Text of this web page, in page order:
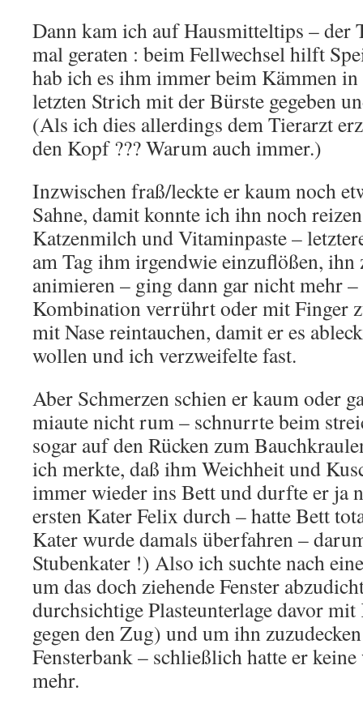
Dann kam ich auf Hausmitteltips – der
mal geraten : beim Fellwechsel hilft
hab ich es ihm immer beim Kämmen
letzten Strich mit der Bürste gegeben
(Als ich dies allerdings dem Tierarzt
den Kopf ??? Warum auch immer.)
Inzwischen fraß/leckte er kaum noch
Sahne, damit konnte ich ihn noch
Katzenmilch und Vitaminpaste –
am Tag ihm irgendwie einzuflößen, ihn
animieren – ging dann gar nicht mehr
Kombination verrührt oder mit Finger
mit Nase reintauchen, damit er es
wollen und ich verzweifelte fast.
Aber Schmerzen schien er kaum oder
miaute nicht rum – schnurrte beim
sogar auf den Rücken zum
ich merkte, daß ihm Weichheit und
immer wieder ins Bett und durfte er ja
ersten Kater Felix durch – hatte Bett
Kater wurde damals überfahren –
Stubenkater !) Also ich suchte nach
um das doch ziehende Fenster
durchsichtige Plasteunterlage davor
gegen den Zug) und um ihn
Fensterbank – schließlich hatte er
mehr.